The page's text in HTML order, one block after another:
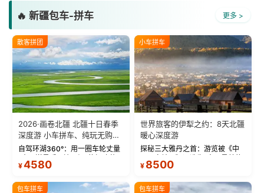
🔥 新疆包车-拼车 更多 >
散客拼团
2026·画卷北疆 北疆十日春季
深度游 小车拼车、纯玩无购
物！
自驾环湖360°：用一圈车轮丈量
“大西洋最后一滴眼泪”的极致蔚
蓝。 赛湖旅拍：甄选多款风格服
绝美瞬间。 赛湖坦克300跟车视
¥4580
小车拼车
世界旅客的伊犁之约：8天北疆
暖心深度游
探秘三大雅丹之首：游览被《中
国国家地理》评选为“中国最美的
三大雅丹”第一名的克拉玛依魔鬼
瓦人最大村落——禾木村，欣赏
¥ 8500
包车拼车 包车拼车